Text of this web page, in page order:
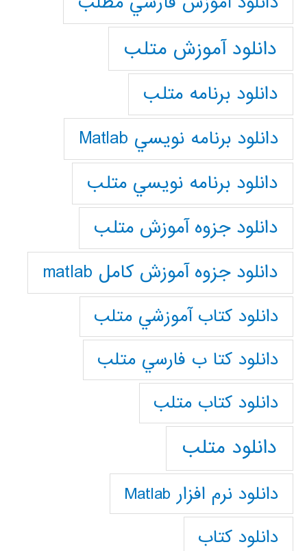
دانلود آموزش متلب
دانلود برنامه متلب
دانلود برنامه نويسي Matlab
دانلود برنامه نويسي متلب
دانلود جزوه آموزش متلب
دانلود جزوه آموزش کامل matlab
دانلود كتاب آموزشي متلب
دانلود كتا ب فارسي متلب
دانلود كتاب متلب
دانلود متلب
دانلود نرم افزار Matlab
دانلود کتاب